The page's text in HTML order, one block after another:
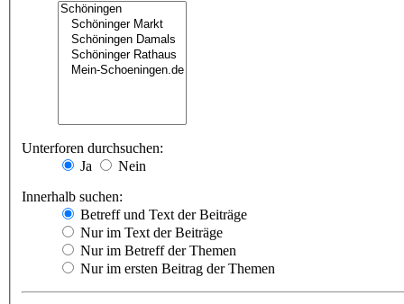
Unterforen durchsuchen:
Ja
Nein
Innerhalb suchen:
Betreff und Text der Beiträge
Nur im Text der Beiträge
Nur im Betreff der Themen
Nur im ersten Beitrag der Themen